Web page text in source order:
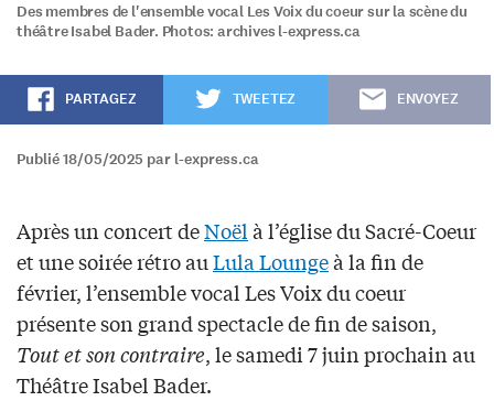
Des membres de l'ensemble vocal Les Voix du coeur sur la scène du
théâtre Isabel Bader. Photos: archives l-express.ca
PARTAGEZ TWEETEZ ENVOYEZ
Publié 18/05/2025 par l-express.ca
Après un concert deNoëlà l’église du Sacré-Coeur
et une soirée rétro auLula Loungeà la fin de
février, l’ensemble vocal Les Voix du coeur
présente son grand spectacle de fin de saison,
Tout et son contraire, le samedi 7 juin prochain au
Théâtre Isabel Bader.